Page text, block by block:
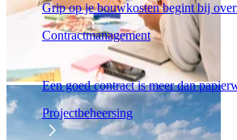
Grip op je bouwkosten begint bij
Contractmanagement
Een goed contract is meer dan
Projectbeheersing